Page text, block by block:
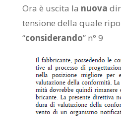
Ora è uscita la nuova
tensione della quale
“considerando” n° 9